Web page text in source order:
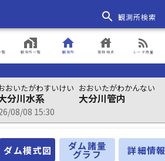
search 観測所検索
覧 観測所一覧
home_work
観測所
home
登録地点
house
レーダ雨量
rss_feed
おいたがわすいけい
分川水系
おおいたがわかんない
大分川管内
08/08 15:30
ダム模式図 ダム諸量
グラフ 詳細情報